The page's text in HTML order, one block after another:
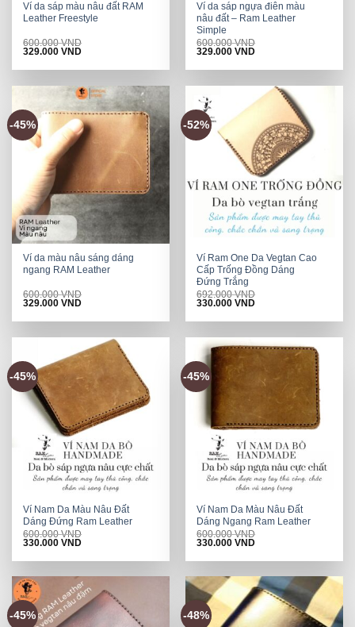
Ví da sáp màu nâu đất RAM
Leather Freestyle
600.000VND
Original
was:
329.000VNDCurrent
is:
Ví da sáp ngựa điên màu
nâu đất – Ram Leather
Simple
600.000VND
Original
was:
329.000VNDCurrent
is:
-45%
Ví da màu nâu sáng dáng
ngang RAM Leather
600.000VND
Original
was:
329.000VNDCurrent
is:
-52%
Ví Ram One Da Vegtan Cao
Cấp Trống Đồng Dáng
Đứng Trắng
692.000VND
Original
was:
330.000VNDCurrent
is:
-45%
Ví Nam Da Màu Nâu Đất
Dáng Đứng Ram Leather
600.000VND
Original
was:
330.000VNDCurrent
is:
-45%
Ví Nam Da Màu Nâu Đất
Dáng Ngang Ram Leather
600.000VND
Original
was:
330.000VNDCurrent
is:
-45% -48%